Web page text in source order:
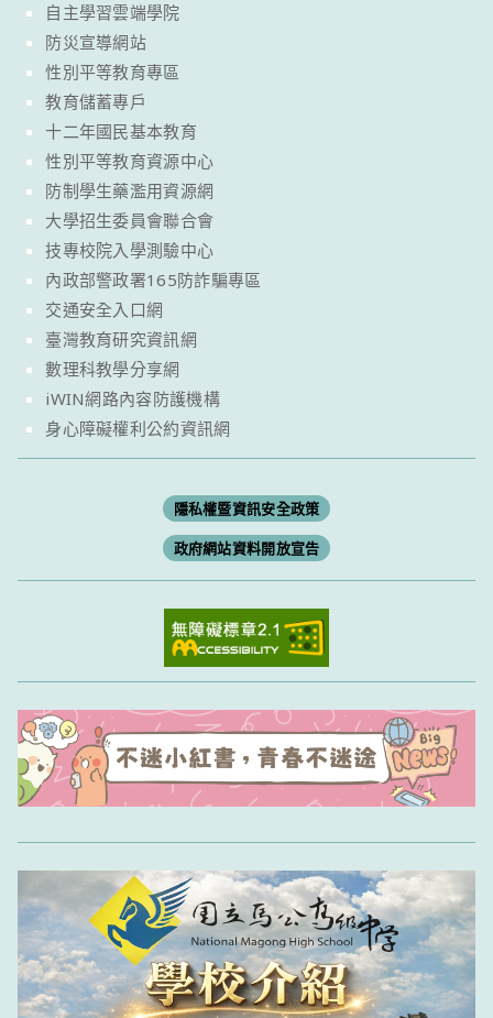
自主學習雲端學院
防災宣導網站
性別平等教育專區
教育儲蓄專戶
十二年國民基本教育
性別平等教育資源中心
防制學生藥濫用資源網
大學招生委員會聯合會
技專校院入學測驗中心
內政部警政署165防詐騙專區
交通安全入口網
臺灣教育研究資訊網
數理科教學分享網
iWIN網路內容防護機構
身心障礙權利公約資訊網
隱私權暨資訊安全政策
政府網站資料開放宣告